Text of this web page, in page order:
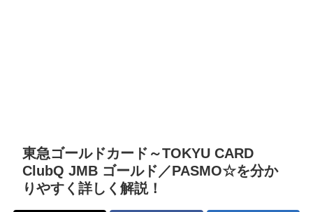
東急ゴールドカード～TOKYU CARD
ClubQ JMB ゴールド／PASMO☆を分か
りやすく詳しく解説！